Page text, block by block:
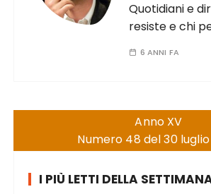
Quotidiani e
resiste e chi
6 ANNI FA
Anno XV
Numero 48 del 30
I PIÙ LETTI DELLA